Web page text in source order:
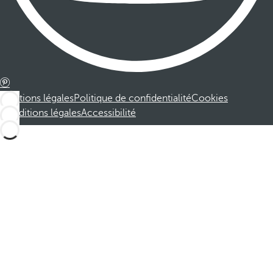
Mentions légalesPolitique de confidentialitéCookies
Conditions légalesAccessibilité